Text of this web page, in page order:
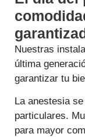
Nuestras
última
garantizar tu
La anestesia
particulares.
para mayor